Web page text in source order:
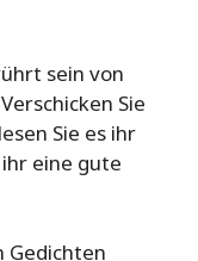
sein von
Sie
Sie es ihr
eine gute
Gedichten